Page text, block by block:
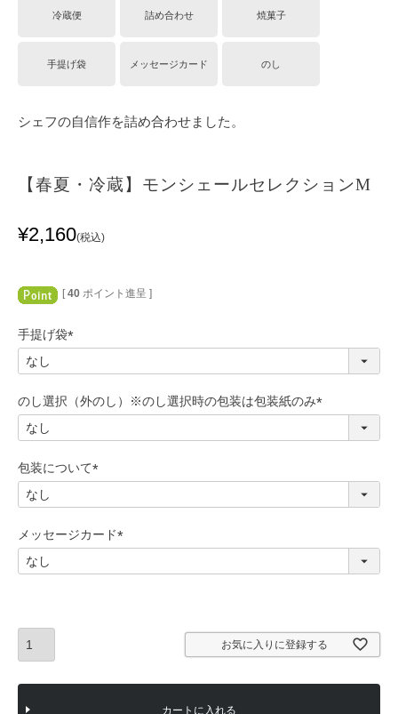
冷蔵便 詰め合わせ 焼菓子
手提げ袋 メッセージカード のし
シェフの自信作を詰め合わせました。
【春夏・冷蔵】モンシェールセレクションM
¥2,160 税込
[ 40 ポイント進呈 ]
手提げ袋
必
のし選択（外のし）※のし選択時の包装は包装紙のみ
必
包装について
必
メッセージカード
必
お気に入りに登録する
カートに入れる